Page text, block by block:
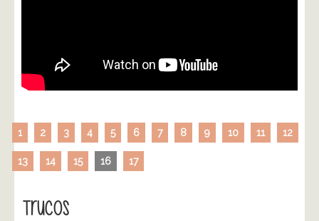
1 2 3 4 5 6 7 8 9 10 11 12
13 14 15 16 17
Trucos